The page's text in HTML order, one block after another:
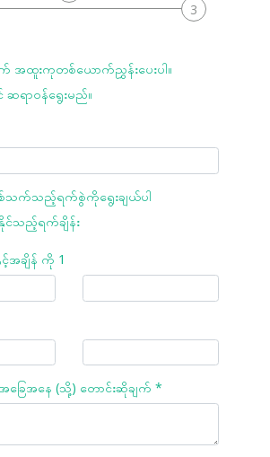
3
အထူးကုတစ်ယောက်ညွှန်းပေးပါ။
ရာဝန်ရွေးမည်။
သက်သည့်ရက်စွဲကိုရွေးချယ်ပါ
င်သည့်ရက်ချိန်း
အချိန် ကို 1
ြေအနေ (သို့) တောင်းဆိုချက် *